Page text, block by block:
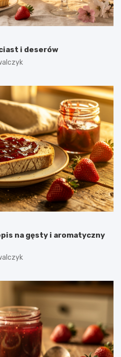
i deserów
na gęsty i aromatyczny